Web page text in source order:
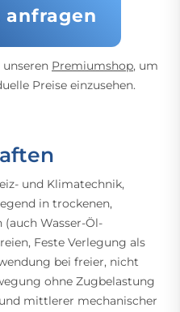
Premiumshop, um
Preise einzusehen.
und Klimatechnik,
in trockenen,
(auch Wasser-Öl-
Feste Verlegung als
bei freier, nicht
ohne Zugbelastung
mittlerer mechanischer